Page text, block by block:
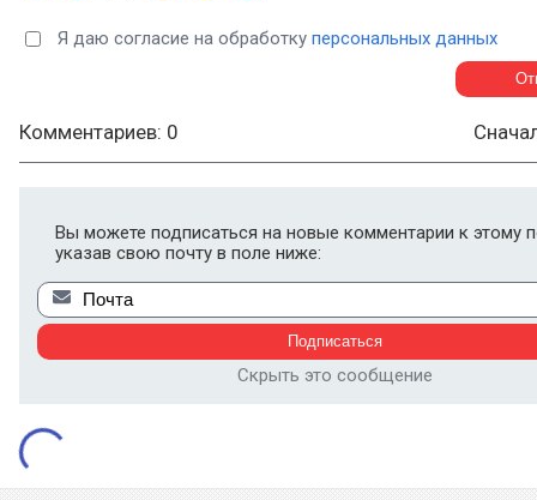
Я даю согласие на обработку персональных данных
Комментариев: 0
Вы можете подписаться на новые комментарии к этому
указав свою почту в поле ниже:
Скрыть это сообщение